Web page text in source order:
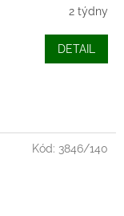
2 týdny
DETAIL
Kód: 3846/140